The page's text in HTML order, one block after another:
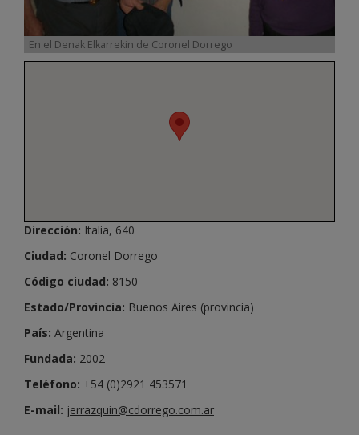
En el Denak Elkarrekin de Coronel Dorrego
Dirección: Italia, 640
Ciudad: Coronel Dorrego
Código ciudad: 8150
Estado/Provincia: Buenos Aires (provincia)
País: Argentina
Fundada: 2002
Teléfono: +54 (0)2921 453571
E-mail: jerrazquin@cdorrego.com.ar